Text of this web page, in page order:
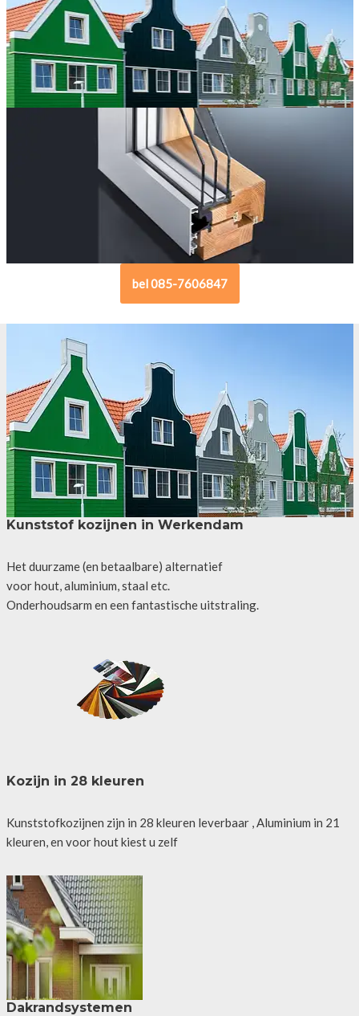
bel 085-7606847
Kunststof kozijnen in Werkendam
Het duurzame (en betaalbare) alternatief
voor hout, aluminium, staal etc.
Onderhoudsarm en een fantastische uitstraling.
Kozijn in 28 kleuren
Kunststofkozijnen zijn in 28 kleuren leverbaar , Aluminium in 21
kleuren, en voor hout kiest u zelf
Dakrandsystemen